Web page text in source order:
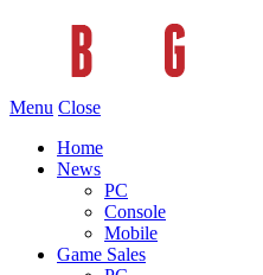
Menu Close
Home
News
PC
Console
Mobile
Game Sales